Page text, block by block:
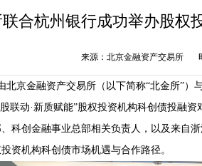
合杭州银行成功举办股权
来源：北京金融资产交易所 时
北京金融资产交易所（以下简称“北金所”）
联动· 新质赋能”股权投资机构科创债投融资
科创金融事业总部相关负责人 ，以及来自
资机构科创债市场机遇与合作路径。